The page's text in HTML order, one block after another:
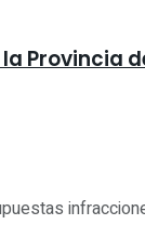
Provincia